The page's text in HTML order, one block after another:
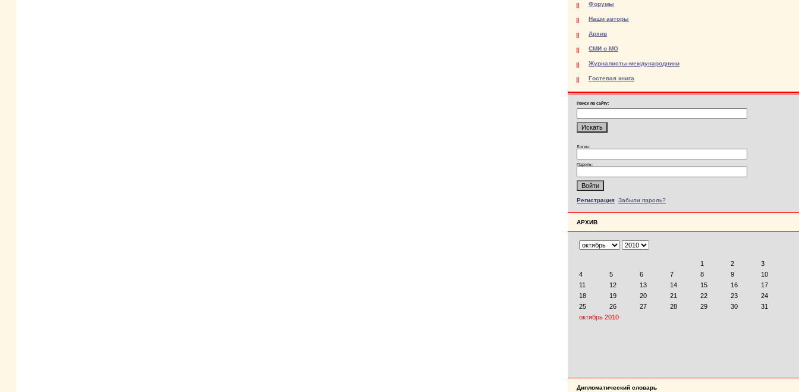
Форумы
Наши авторы
Архив
СМИ о МО
Журналисты-международники
Гостевая книга
Поиск по сайту:
Логин:
Пароль:
Регистрация Забыли пароль?
АРХИВ
Дипломатический словарь